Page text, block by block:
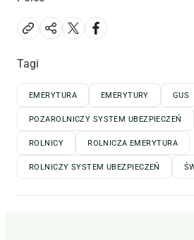
Tagi
EMERYTURA EMERYTURY GUS
POZAROLNICZY SYSTEM UBEZPIECZEŃ
ROLNICY ROLNICZA EMERYTURA
ROLNICZY SYSTEM UBEZPIECZEŃ